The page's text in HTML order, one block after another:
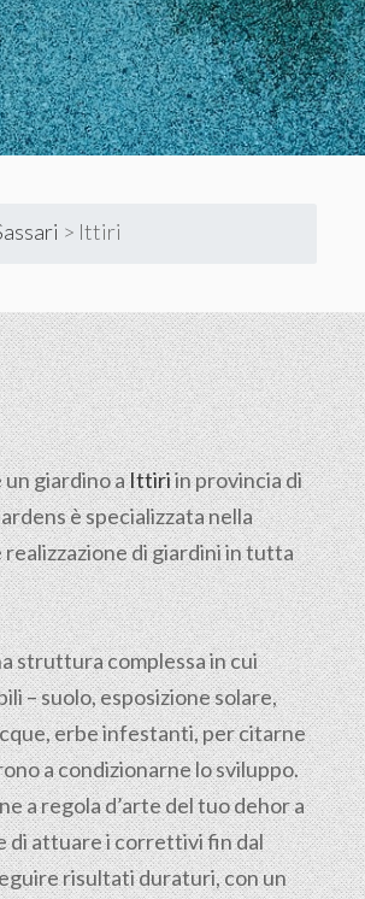
> Ittiri
giardino aIttiriin provincia di
è specializzata nella
di giardini in tutta
struttura complessa in cui
– suolo, esposizione solare,
erbe infestanti, per citarne
a condizionarne lo sviluppo.
a regola d’arte del tuo dehor a
di attuare i correttivi fin dal
risultati duraturi, con un